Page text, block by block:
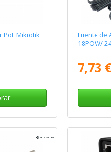
PoE Mikrotik
Fuente de
18POW/
7,73 €